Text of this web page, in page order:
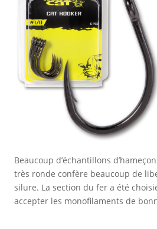
Beaucoup d’échantillons
très ronde confère beaucoup de
silure. La section du fer a été
accepter les monofilaments de